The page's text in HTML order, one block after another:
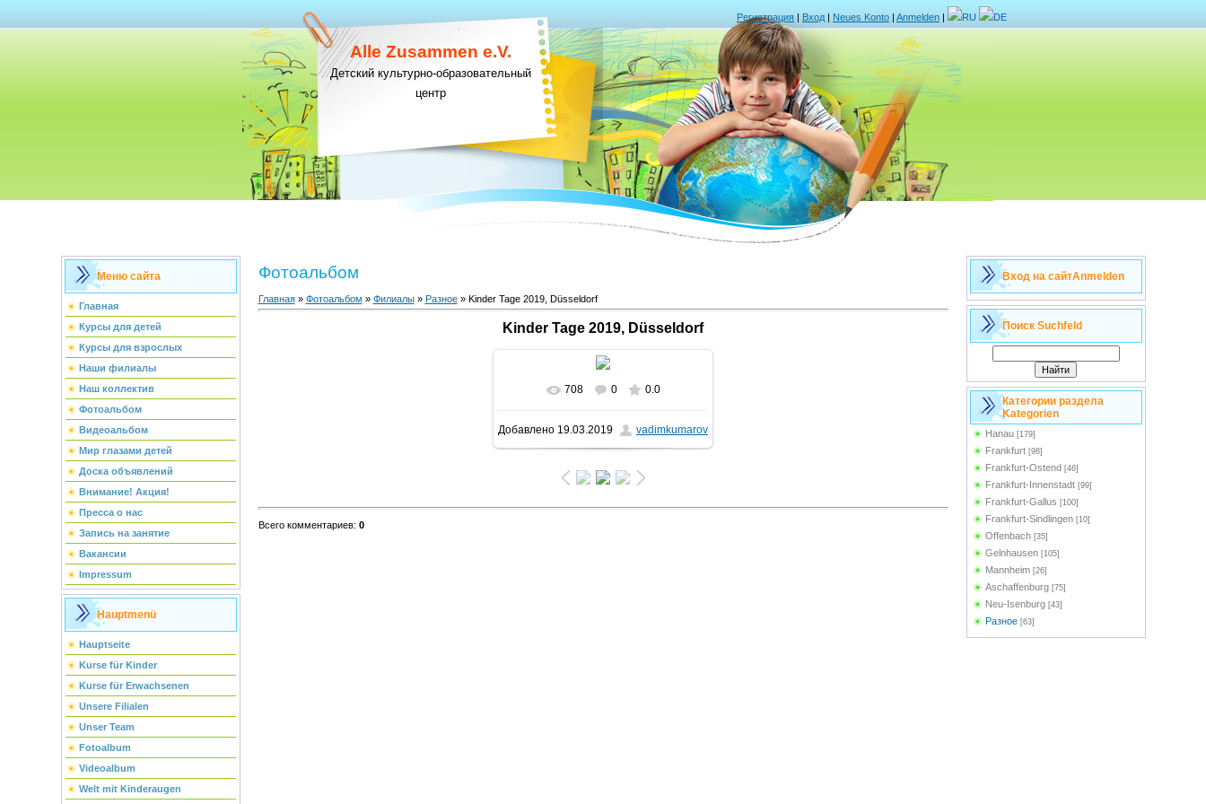
Регистрация | Вход | Neues Konto | Anmelden | RU DE
Alle Zusammen e.V.
Детский культурно-образовательный
центр
Меню сайта
Главная
Курсы для детей
Курсы для взрослых
Наши филиалы
Наш коллектив
Фотоальбом
Видеоальбом
Мир глазами детей
Доска объявлений
Внимание! Акция!
Пресса о нас
Запись на занятие
Вакансии
Impressum
Hauptmenü
Hauptseite
Kurse für Kinder
Kurse für Erwachsenen
Unsere Filialen
Unser Team
Fotoalbum
Videoalbum
Welt mit Kinderaugen
Фотоальбом
Главная» Фотоальбом » Филиалы» Разное» Kinder Tage 2019, Düsseldorf
Kinder Tage 2019, Düsseldorf
В реальном размере 1552x873
143.5Kb
708 0 0.0
Добавлено 19.03.2019 vadimkumarov
Всего комментариев: 0
Вход на сайтAnmelden
Поиск Suchfeld
Категории раздела
Kategorien
Hanau [179]
Frankfurt [98]
Frankfurt-Ostend [46]
Frankfurt-Innenstadt [99]
Frankfurt-Gallus [100]
Frankfurt-Sindlingen [10]
Offenbach [35]
Gelnhausen [105]
Mannheim [26]
Aschaffenburg [75]
Neu-Isenburg [43]
Разное [63]
Frankfurt-Bonames [4]